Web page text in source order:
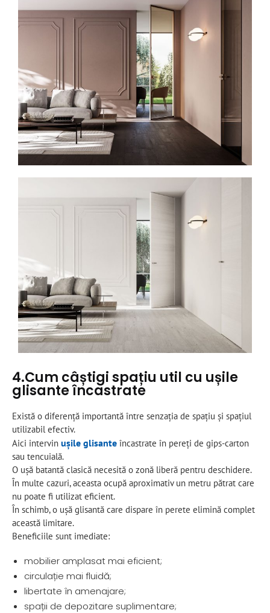
4.Cum câștigi spațiu util cu ușile
glisante încastrate
Există o diferență importantă între senzația de spațiu și spațiul
utilizabil efectiv.
Aici intervin ușile glisante încastrate în pereți de gips-carton
sau tencuială.
O ușă batantă clasică necesită o zonă liberă pentru deschidere.
În multe cazuri, aceasta ocupă aproximativ un metru pătrat care
nu poate fi utilizat eficient.
În schimb, o ușă glisantă care dispare în perete elimină complet
această limitare.
Beneficiile sunt imediate:
mobilier amplasat mai eficient;
circulație mai fluidă;
libertate în amenajare;
spații de depozitare suplimentare;